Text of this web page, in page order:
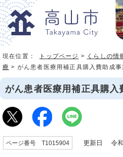
現在位置： トップページ > くらしの情
療 > がん患者医療用補正具購入費助成事
がん患者医療用補正具購入
ページ番号 T1015904 更新日 令和